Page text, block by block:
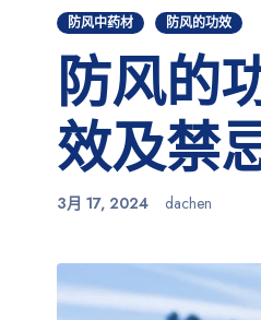
防风中药材 防风的功效
防风的
效及禁
3月 17, 2024 dachen